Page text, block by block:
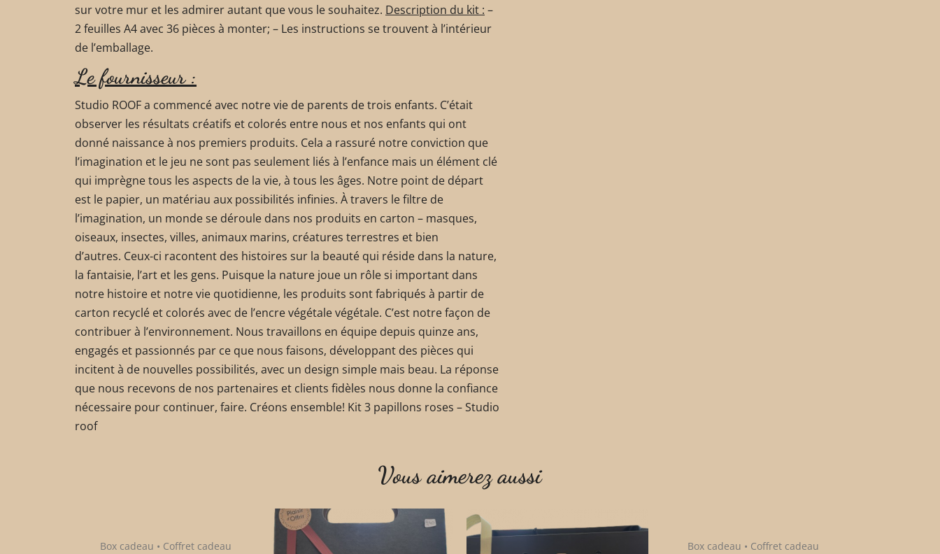
sur votre mur et les admirer autant que vous le souhaitez. Description du kit : –
2 feuilles A4 avec 36 pièces à monter; – Les instructions se trouvent à l’intérieur
de l’emballage.
Le fournisseur :
Studio ROOF a commencé avec notre vie de parents de trois enfants. C’était
observer les résultats créatifs et colorés entre nous et nos enfants qui ont
donné naissance à nos premiers produits. Cela a rassuré notre conviction que
l’imagination et le jeu ne sont pas seulement liés à l’enfance mais un élément clé
qui imprègne tous les aspects de la vie, à tous les âges. Notre point de départ
est le papier, un matériau aux possibilités infinies. À travers le filtre de
l’imagination, un monde se déroule dans nos produits en carton – masques,
oiseaux, insectes, villes, animaux marins, créatures terrestres et bien
d’autres. Ceux-ci racontent des histoires sur la beauté qui réside dans la nature,
la fantaisie, l’art et les gens. Puisque la nature joue un rôle si important dans
notre histoire et notre vie quotidienne, les produits sont fabriqués à partir de
carton recyclé et colorés avec de l’encre végétale végétale. C’est notre façon de
contribuer à l’environnement. Nous travaillons en équipe depuis quinze ans,
engagés et passionnés par ce que nous faisons, développant des pièces qui
incitent à de nouvelles possibilités, avec un design simple mais beau. La réponse
que nous recevons de nos partenaires et clients fidèles nous donne la confiance
nécessaire pour continuer, faire. Créons ensemble! Kit 3 papillons roses – Studio
roof
Vous aimerez aussi
Box cadeau • Coffret cadeau Box cadeau • Coffret cadeau